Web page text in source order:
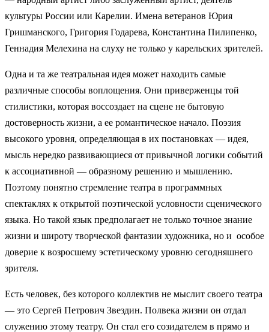
культуры России или Карелии. Имена ветеранов Юрия
Гришманского, Григория Годарева, Константина Пилипенко,
Геннадия Мелехина на слуху не только у карельских зрителей.
Одна и та же театральная идея может находить самые
различные способы воплощения. Они приверженцы той
стилистики, которая воссоздает на сцене не бытовую
достоверность жизни, а ее романтическое начало. Поэзия
высокого уровня, определяющая в их постановках — идея,
мысль нередко развивающиеся от привычной логики событий
к ассоциативной — образному решению и мышлению.
Поэтому понятно стремление театра в программных
спектаклях к открытой поэтической условности сценического
языка. Но такой язык предполагает не только точное знание
жизни и широту творческой фантазии художника, но и особое
доверие к возросшему эстетическому уровню сегодняшнего
зрителя.
Есть человек, без которого коллектив не мыслит своего театра
— это Сергей Петрович Звездин. Полвека жизни он отдал
служению этому театру. Он стал его созидателем в прямо и